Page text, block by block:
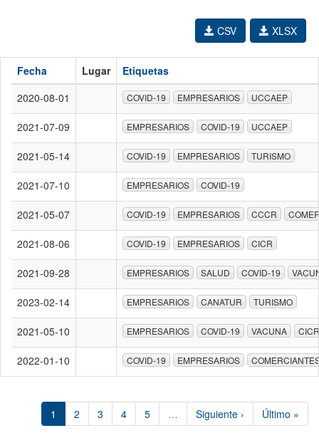
XLSX
CSV
Fecha Lugar
Etiquetas
2020-08-01
COVID-19 EMPRESARIOS UCCAEP
2021-07-09 EMPRESARIOS COVID-19 UCCAEP
2021-05-14 COVID-19 EMPRESARIOS TURISMO
2021-07-10 EMPRESARIOS COVID-19
2021-05-07 COVID-19 EMPRESARIOS CCCR
2021-08-06 COVID-19 EMPRESARIOS CICR
2021-09-28 EMPRESARIOS SALUD COVID-19
2023-02-14 EMPRESARIOS CANATUR TURISMO
2021-05-10 EMPRESARIOS COVID-19 VACUNA CICR
2022-01-10 COVID-19 EMPRESARIOS
1 2 3 4 5 … Siguiente › Último »